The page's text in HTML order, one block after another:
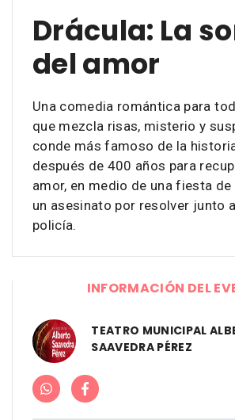
Drácula: La
del amor
Una comedia romántica para
que mezcla risas, misterio y
conde más famoso de la
después de 400 años para
amor, en medio de una fiesta
un asesinato por resolver junto
policía.
INFORMACIÓN DEL
TEATRO MUNICIPAL
SAAVEDRA PÉREZ